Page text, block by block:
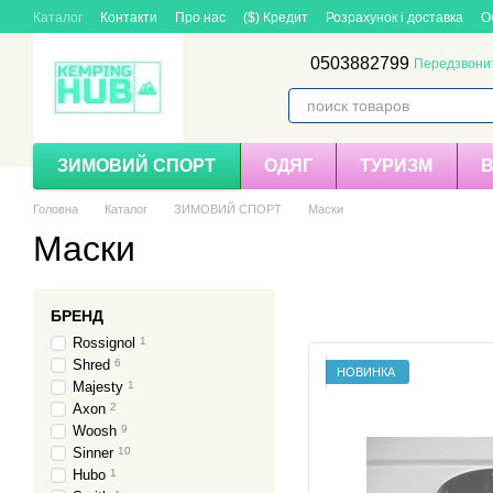
Перейти до основного контенту
Каталог Контакти Про нас ($) Кредит Розрахунок і доставка
0503882799
ЗИМОВИЙ СПОРТ ОДЯГ ТУРИЗМ
Головна Каталог ЗИМОВИЙ СПОРТ Маски
Маски
НОВИНКА
БРЕНД
Rossignol 1
Shred 6
Majesty 1
Axon 2
Woosh 9
Sinner 10
Hubo 1